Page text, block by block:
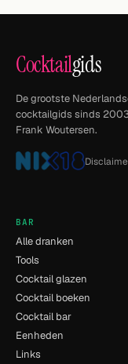
Cocktailgids
De grootste
cocktailgids sinds
Frank Woutersen.
BAR
Alle dranken
Tools
Cocktail glazen
Cocktail boeken
Cocktail bar
Eenheden
Links